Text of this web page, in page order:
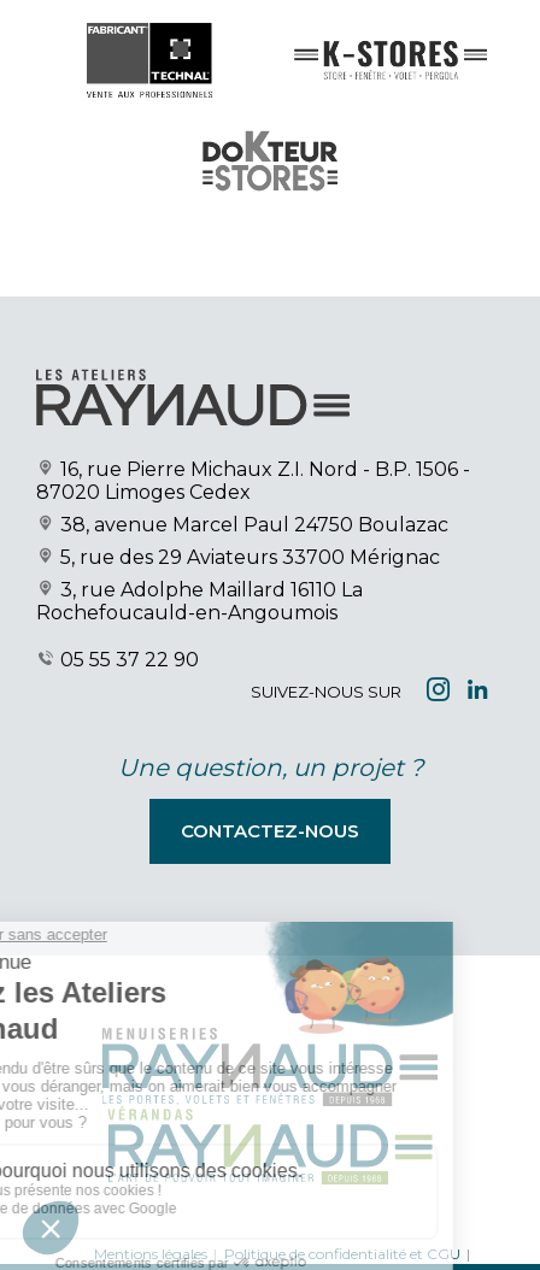
16, rue Pierre Michaux Z.I. Nord - B.P. 1506 -
87020 Limoges Cedex
38, avenue Marcel Paul 24750 Boulazac
5, rue des 29 Aviateurs 33700 Mérignac
3, rue Adolphe Maillard 16110 La
Rochefoucauld-en-Angoumois
05 55 37 22 90
SUIVEZ-NOUS SUR
Une question, un projet ?
CONTACTEZ-NOUS
Mentions légales Politique de confidentialité et CGU